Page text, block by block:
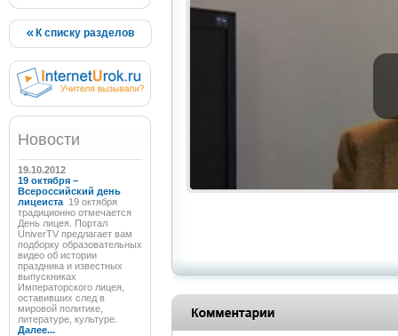
К списку разделов
Новости
19.10.2012
19 октября –
Всероссийский день
лицеиста 19 октября
традиционно отмечается
День лицея. Портал
UniverTV предлагает вам
подборку образовательных
видео об истории
праздника и известных
выпускниках
Императорского лицея,
оставивших след в
мировой политике,
литературе, культуре.
Далее...